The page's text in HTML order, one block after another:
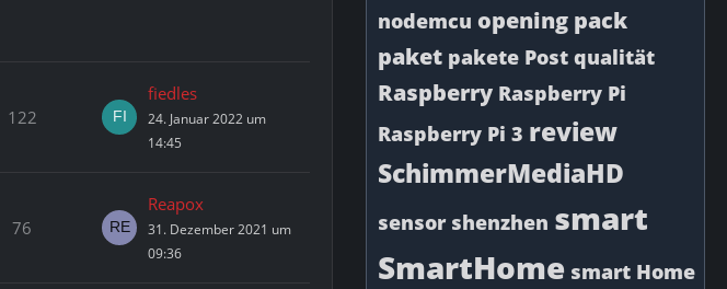
122
fiedles
24. Januar 2022 um
14:45
76
Reapox
31. Dezember 2021 um
09:36
nodemcu opening pack
paket pakete Post qualität
Raspberry Raspberry Pi
Raspberry Pi 3 review
SchimmerMediaHD
sensor shenzhen smart
SmartHome smart Home